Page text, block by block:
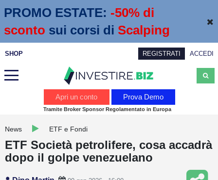
PROMO ESTATE: -50% di
sconto sui corsi di Scalping
SHOP REGISTRATI ACCEDI
Calendario economico
Webinar
Apri un conto Prova Demo
Tramite Broker Sponsor Regolamentato in Europa
News ETF e Fondi
ETF Società petrolifere, cosa accadrà
dopo il golpe venezuelano